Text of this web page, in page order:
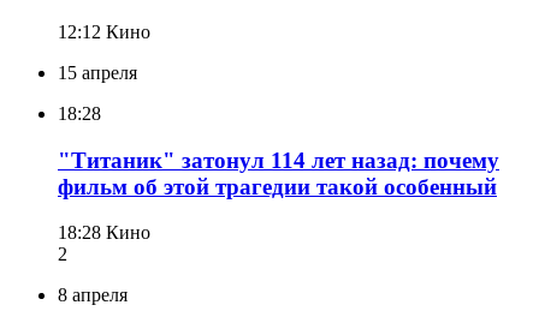
12:12 Кино
15 апреля
18:28
"Титаник" затонул 114 лет назад: почему
фильм об этой трагедии такой особенный
18:28 Кино
2
8 апреля